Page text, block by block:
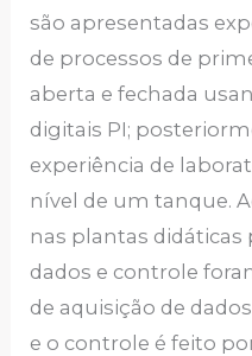
são apresentadas
de processos de
aberta e fechada
digitais PI;
experiência de
nível de um tanque.
nas plantas didáticas
dados e controle
de aquisição de
e o controle é feito